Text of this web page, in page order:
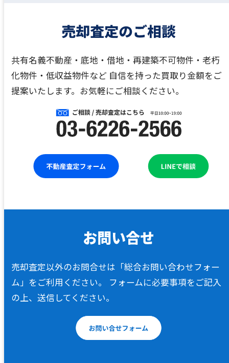
共有名義不動産・底地・借地・再建築不可物件・老朽
化物件・低収益物件など 自信を持った買取り金額をご
提案いたします。お気軽にご相談ください。
売却査定以外のお問合せは「総合お問い合わせフォー
ム」をご利用ください。
フォームに必要事項をご記入
の上、送信してください。